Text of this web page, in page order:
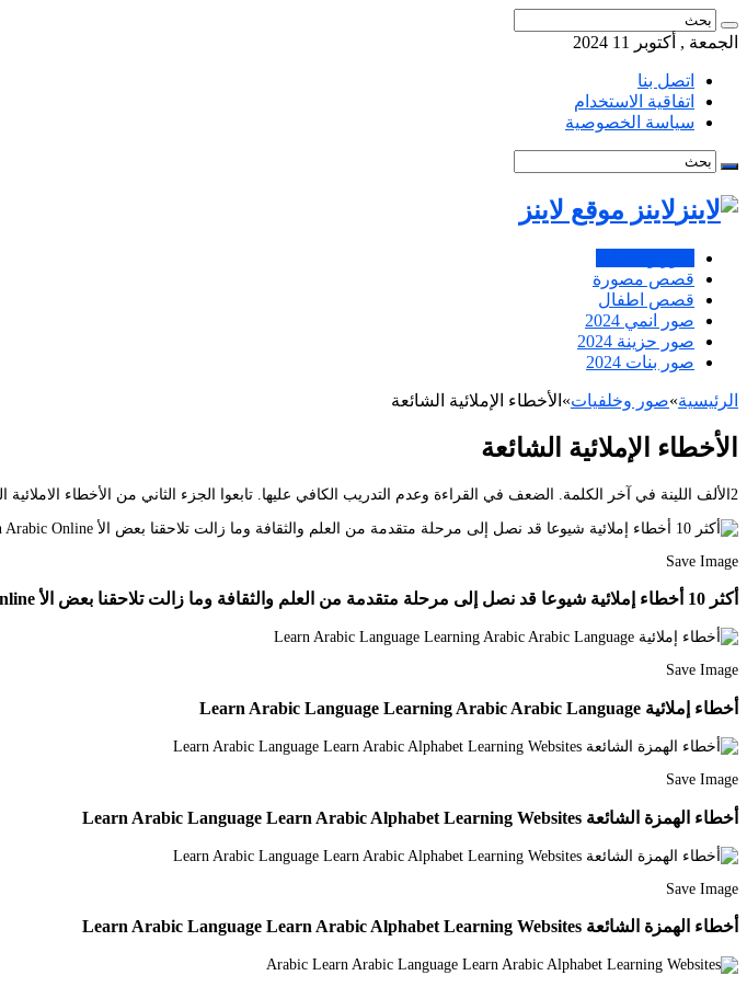
الجمعة , أكتوبر 11 2024
اتصل بنا
اتفاقية الاستخدام
سياسة الخصوصية
لاينز موقع لاينز
قصص مصورة
قصص اطفال
صور انمي 2024
صور حزينة 2024
صور بنات 2024
الرئيسية»صور وخلفيات» الأخطاء الإملائية الشائعة
الأخطاء الإملائية الشائعة
2الألف اللينة في آخر الكلمة. الضعف في القراءة وعدم التدريب الكافي عليها. تابعوا الجزء الثاني من الأخطاء الاملائية الشائعة بعد حديثنا عن أربعة أسباب للخطأ الإملائي نستكمل معا بعض.
Save Image
أكثر 10 أخطاء إملائية شيوعا قد نصل إلى مرحلة متقدمة من العلم والثقافة وما زالت تلاحقنا بعض الأ Learn Arabic Language Learning Arabic Learn Arabic Online
Save Image
أخطاء إملائية Learn Arabic Language Learning Arabic Arabic Language
Save Image
أخطاء الهمزة الشائعة Learn Arabic Language Learn Arabic Alphabet Learning Websites
Save Image
أخطاء الهمزة الشائعة Learn Arabic Language Learn Arabic Alphabet Learning Websites